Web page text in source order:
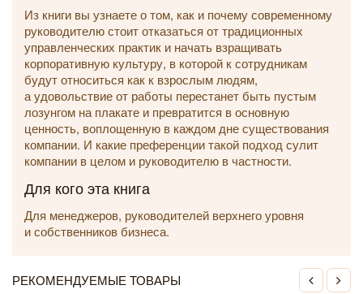
Из книги вы узнаете о том, как и почему современному
руководителю стоит отказаться от традиционных
управленческих практик и начать взращивать
корпоративную культуру, в которой к сотрудникам
будут относиться как к взрослым людям,
а удовольствие от работы перестанет быть пустым
лозунгом на плакате и превратится в основную
ценность, воплощенную в каждом дне существования
компании. И какие преференции такой подход сулит
компании в целом и руководителю в частности.
Для кого эта книга
Для менеджеров, руководителей верхнего уровня
и собственников бизнеса.
РЕКОМЕНДУЕМЫЕ ТОВАРЫ